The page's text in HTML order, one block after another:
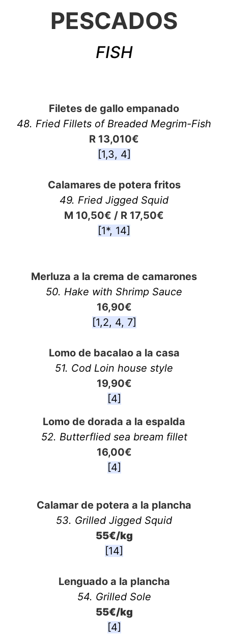
PESCADOS
FISH
Filetes de gallo empanado
48. Fried Fillets of Breaded Megrim-Fish
R 13,010€
[1,3, 4]
Calamares de potera fritos
49. Fried Jigged Squid
M 10,50€ / R 17,50€
[1*, 14]
Merluza a la crema de camarones
50. Hake with Shrimp Sauce
16,90€
[1,2, 4, 7]
Lomo de bacalao a la casa
51. Cod Loin house style
19,90€
[4]
Lomo de dorada a la espalda
52. Butterflied sea bream fillet
16,00€
[4]
Calamar de potera a la plancha
53. Grilled Jigged Squid
55€/kg
[14]
Lenguado a la plancha
54. Grilled Sole
55€/kg
[4]